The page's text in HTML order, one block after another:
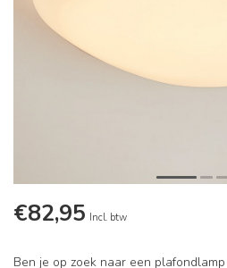
€82,95 Incl. btw
Ben je op zoek naar een